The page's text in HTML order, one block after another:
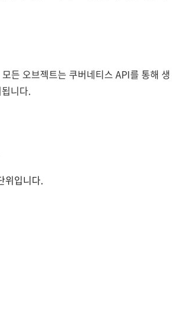
든 오브젝트는 쿠버네티스 API를 통해 생
니다.
위입니다.